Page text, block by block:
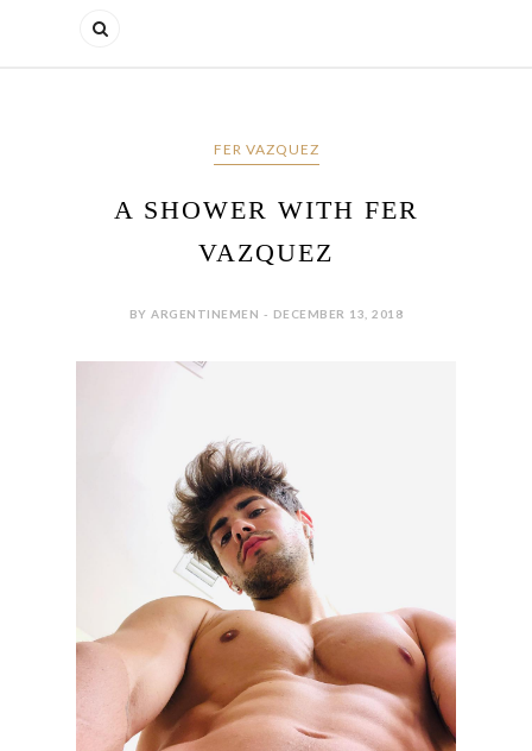
FER VAZQUEZ
A SHOWER WITH FER
VAZQUEZ
BY ARGENTINEMEN - DECEMBER 13, 2018